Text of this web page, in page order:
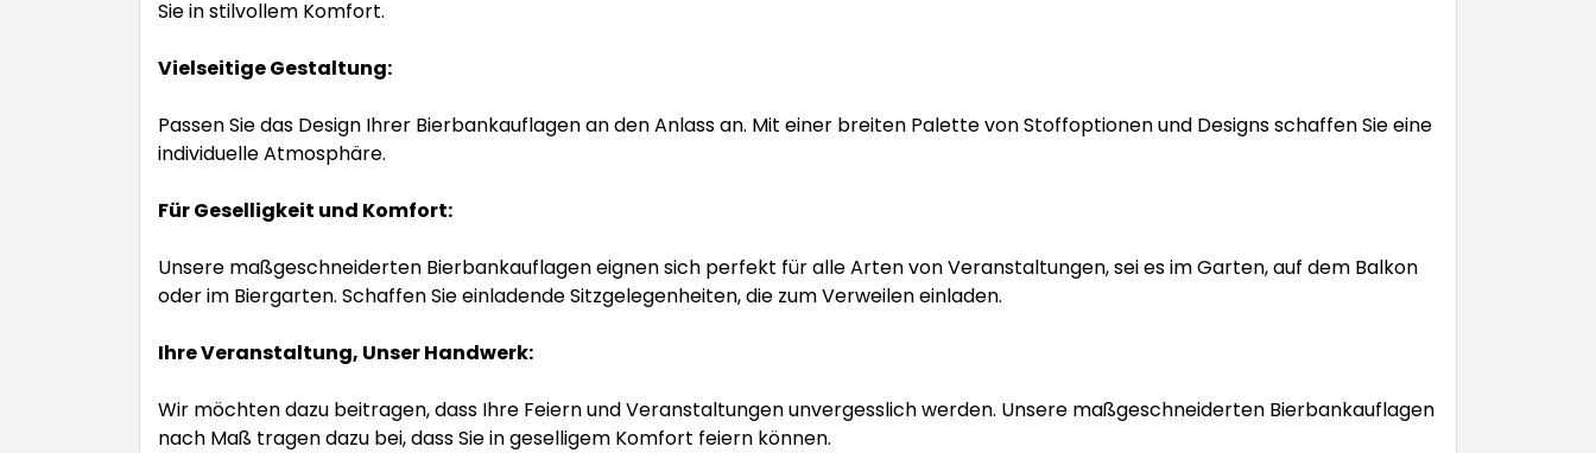
Sie in stilvollem Komfort.
Vielseitige Gestaltung:
Passen Sie das Design Ihrer Bierbankauflagen an den Anlass an. Mit einer breiten Palette von Stoffoptionen und Designs schaffen Sie eine
individuelle Atmosphäre.
Für Geselligkeit und Komfort:
Unsere maßgeschneiderten Bierbankauflagen eignen sich perfekt für alle Arten von Veranstaltungen, sei es im Garten, auf dem Balkon
oder im Biergarten. Schaffen Sie einladende Sitzgelegenheiten, die zum Verweilen einladen.
Ihre Veranstaltung, Unser Handwerk:
Wir möchten dazu beitragen, dass Ihre Feiern und Veranstaltungen unvergesslich werden. Unsere maßgeschneiderten Bierbankauflagen
nach Maß tragen dazu bei, dass Sie in geselligem Komfort feiern können.